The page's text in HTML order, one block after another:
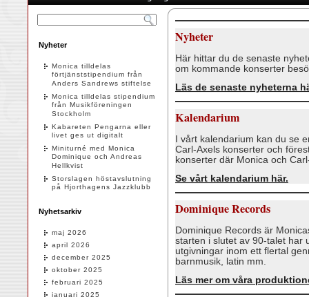
Nyheter
Monica tilldelas
förtjänststipendium från
Anders Sandrews stiftelse
Monica tilldelas stipendium
från Musikföreningen
Stockholm
Kabareten Pengarna eller
livet ges ut digitalt
Miniturné med Monica
Dominique och Andreas
Hellkvist
Storslagen höstavslutning
på Hjorthagens Jazzklubb
Nyhetsarkiv
maj 2026
april 2026
december 2025
oktober 2025
februari 2025
januari 2025
Nyheter
Här hittar du de senaste
om kommande konserter
Läs de senaste nyheterna
Kalendarium
I vårt kalendarium kan du se
Carl-Axels konserter och
konserter där Monica och
Se vårt kalendarium här.
Dominique Records
Dominique Records är
starten i slutet av 90-talet har
utgivningar inom ett flertal
barnmusik, latin mm.
Läs mer om våra